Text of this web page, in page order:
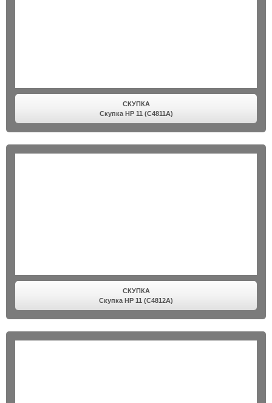
СКУПКА
Скупка HP 11 (C4811A)
СКУПКА
Скупка HP 11 (C4812A)